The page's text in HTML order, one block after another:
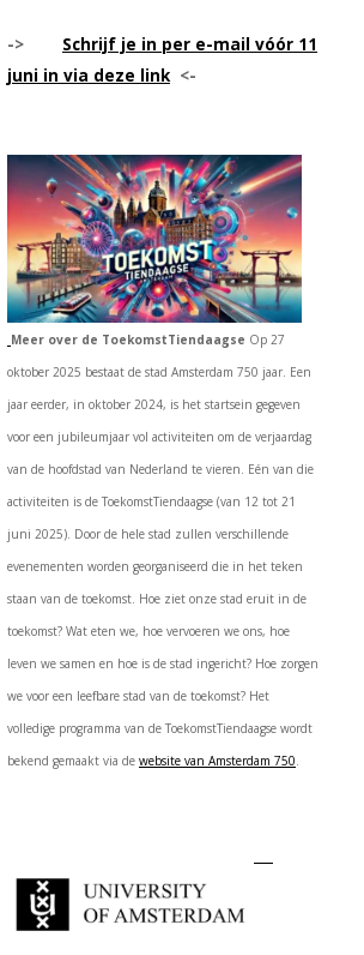
->
Schrijf je in per e-mail vóór 11
juni in via deze link <-
Meer over de ToekomstTiendaagse Op 27
oktober 2025 bestaat de stad Amsterdam 750 jaar. Een
jaar eerder, in oktober 2024, is het startsein gegeven
voor een jubileumjaar vol activiteiten om de verjaardag
van de hoofdstad van Nederland te vieren. Eén van die
activiteiten is de ToekomstTiendaagse (van 12 tot 21
juni 2025). Door de hele stad zullen verschillende
evenementen worden georganiseerd die in het teken
staan van de toekomst. Hoe ziet onze stad eruit in de
toekomst? Wat eten we, hoe vervoeren we ons, hoe
leven we samen en hoe is de stad ingericht? Hoe zorgen
we voor een leefbare stad van de toekomst? Het
volledige programma van de ToekomstTiendaagse wordt
bekend gemaakt via de website van Amsterdam 750.